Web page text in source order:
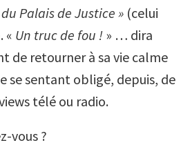
Palais de Justice » (celui
« Un truc de fou ! » … dira
de retourner à sa vie calme
se sentant obligé, depuis, de
télé ou radio.
vous ?